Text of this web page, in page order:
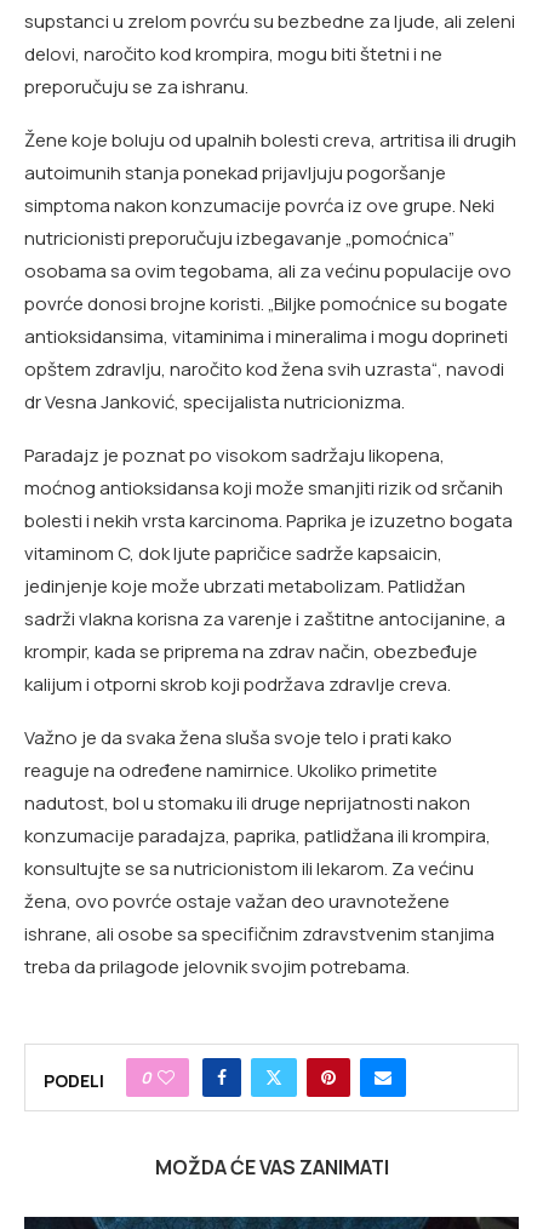
supstanci u zrelom povrću su bezbedne za ljude, ali zeleni
delovi, naročito kod krompira, mogu biti štetni i ne
preporučuju se za ishranu.
Žene koje boluju od upalnih bolesti creva, artritisa ili drugih
autoimunih stanja ponekad prijavljuju pogoršanje
simptoma nakon konzumacije povrća iz ove grupe. Neki
nutricionisti preporučuju izbegavanje „pomoćnica”
osobama sa ovim tegobama, ali za većinu populacije ovo
povrće donosi brojne koristi. „Biljke pomoćnice su bogate
antioksidansima, vitaminima i mineralima i mogu doprineti
opštem zdravlju, naročito kod žena svih uzrasta“, navodi
dr Vesna Janković, specijalista nutricionizma.
Paradajz je poznat po visokom sadržaju likopena,
moćnog antioksidansa koji može smanjiti rizik od srčanih
bolesti i nekih vrsta karcinoma. Paprika je izuzetno bogata
vitaminom C, dok ljute papričice sadrže kapsaicin,
jedinjenje koje može ubrzati metabolizam. Patlidžan
sadrži vlakna korisna za varenje i zaštitne antocijanine, a
krompir, kada se priprema na zdrav način, obezbeđuje
kalijum i otporni skrob koji podržava zdravlje creva.
Važno je da svaka žena sluša svoje telo i prati kako
reaguje na određene namirnice. Ukoliko primetite
nadutost, bol u stomaku ili druge neprijatnosti nakon
konzumacije paradajza, paprika, patlidžana ili krompira,
konsultujte se sa nutricionistom ili lekarom. Za većinu
žena, ovo povrće ostaje važan deo uravnotežene
ishrane, ali osobe sa specifičnim zdravstvenim stanjima
treba da prilagode jelovnik svojim potrebama.
PODELI 0
MOŽDA ĆE VAS ZANIMATI